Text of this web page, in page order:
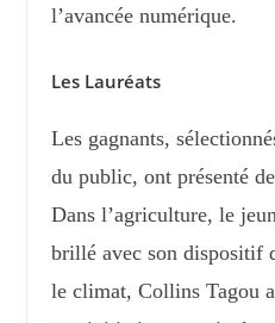
l’avancée numérique.
Les Lauréats
Les gagnants,
du public, ont présenté
Dans l’agriculture, le
brillé avec son dispositif
le climat, Collins Tagou